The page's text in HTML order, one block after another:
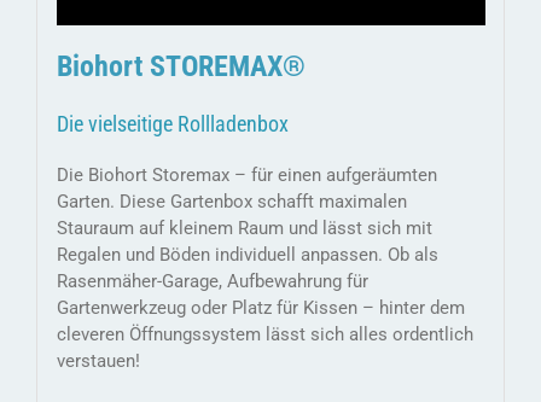
Biohort STOREMAX®
Die vielseitige Rollladenbox
Die Biohort Storemax – für einen aufgeräumten
Garten. Diese Gartenbox schafft maximalen
Stauraum auf kleinem Raum und lässt sich mit
Regalen und Böden individuell anpassen. Ob als
Rasenmäher-Garage, Aufbewahrung für
Gartenwerkzeug oder Platz für Kissen – hinter dem
cleveren Öffnungssystem lässt sich alles ordentlich
verstauen!